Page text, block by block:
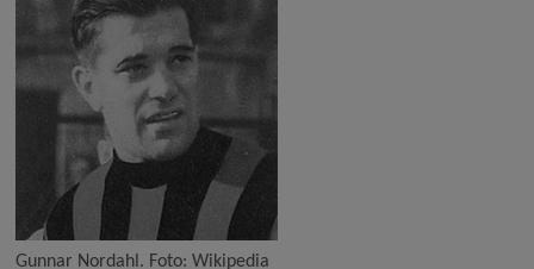
Gunnar Nordahl. Foto: Wikipedia